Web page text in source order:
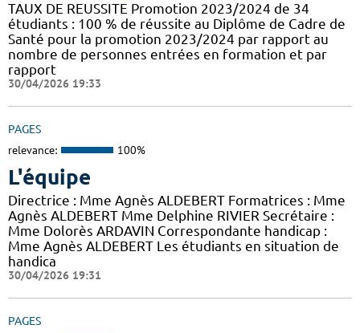
TAUX DE REUSSITE Promotion 2023/2024 de 34
étudiants : 100 % de réussite au Diplôme de Cadre de
Santé pour la promotion 2023/2024 par rapport au
nombre de personnes entrées en formation et par
rapport
30/04/2026 19:33
PAGES
relevance: 100%
L'équipe
Directrice : Mme Agnès ALDEBERT Formatrices : Mme
Agnès ALDEBERT Mme Delphine RIVIER Secrétaire :
Mme Dolorès ARDAVIN Correspondante handicap :
Mme Agnès ALDEBERT Les étudiants en situation de
handica
30/04/2026 19:31
PAGES